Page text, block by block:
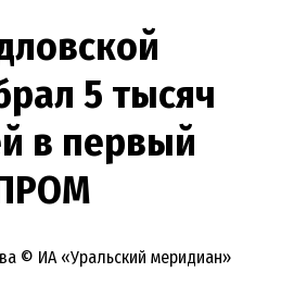
5 тысяч
в первый
© ИА «Уральский меридиан»